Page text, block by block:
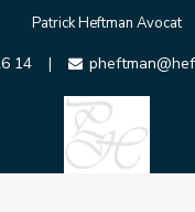
Patrick Heftman Avocat
14|